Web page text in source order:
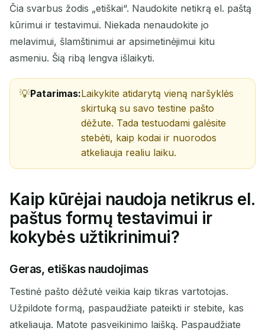
SIUNTĖJAS TEMA
Laukiama atvykstančių el. laiškų...
Čia svarbus žodis „etiškai“. Naudokite netikrą el. paštą
kūrimui ir testavimui. Niekada nenaudokite jo
melavimui, šlamštinimui ar apsimetinėjimui kitu
asmeniu. Šią ribą lengva išlaikyti.
Patarimas:Laikykite atidarytą vieną naršyklės
skirtuką su savo testine pašto
dėžute. Tada testuodami galėsite
stebėti, kaip kodai ir nuorodos
atkeliauja realiu laiku.
Kaip kūrėjai naudoja netikrus el.
paštus formų testavimui ir
kokybės užtikrinimui?
Geras, etiškas naudojimas
Testinė pašto dėžutė veikia kaip tikras vartotojas.
Užpildote formą, paspaudžiate pateikti ir stebite, kas
atkeliauja. Matote pasveikinimo laišką. Paspaudžiate